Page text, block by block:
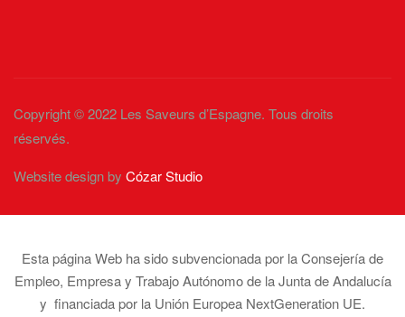
Copyright © 2022 Les Saveurs d’Espagne. Tous droits
réservés.
Website design by Cózar Studio
Esta página Web ha sido subvencionada por la Consejería de
Empleo, Empresa y Trabajo Autónomo de la Junta de Andalucía
y financiada por la Unión Europea NextGeneration UE.